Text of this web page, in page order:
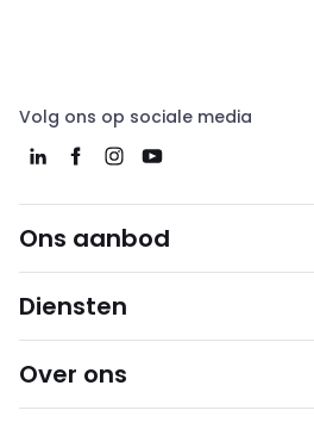
Volg ons op sociale media
Ons aanbod
Diensten
Over ons